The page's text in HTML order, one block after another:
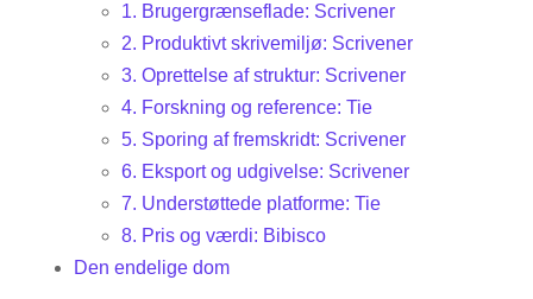
1. Brugergrænseflade: Scrivener
2. Produktivt skrivemiljø: Scrivener
3. Oprettelse af struktur: Scrivener
4. Forskning og reference: Tie
5. Sporing af fremskridt: Scrivener
6. Eksport og udgivelse: Scrivener
7. Understøttede platforme: Tie
8. Pris og værdi: Bibisco
Den endelige dom